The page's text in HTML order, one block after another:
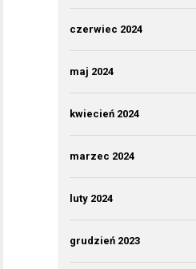
czerwiec 2024
maj 2024
kwiecień 2024
marzec 2024
luty 2024
grudzień 2023